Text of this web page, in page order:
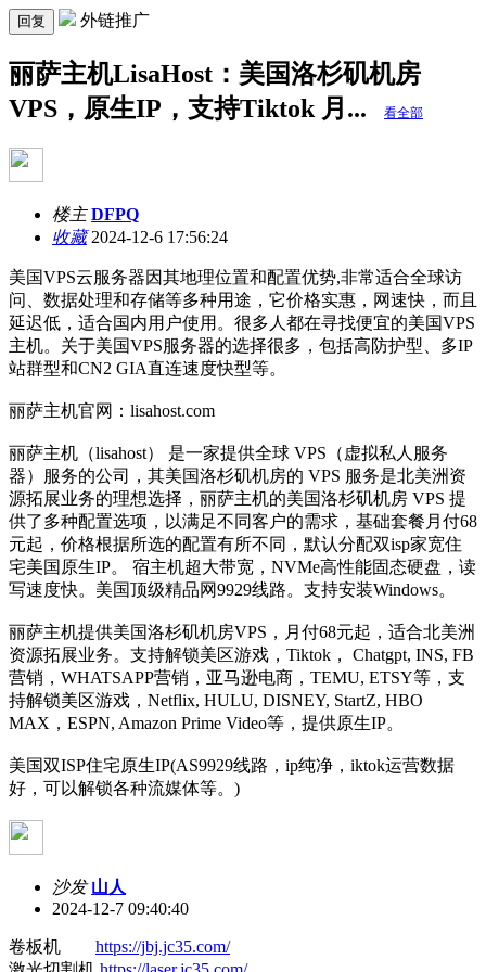
回复 外链推广
丽萨主机LisaHost：美国洛杉矶机房
VPS，原生IP，支持Tiktok 月...
看全部
楼主 DFPQ
收藏2024-12-6 17:56:24
美国VPS云服务器因其地理位置和配置优势,非常适合全球访
问、数据处理和存储等多种用途，它价格实惠，网速快，而且
延迟低，适合国内用户使用。很多人都在寻找便宜的美国VPS
主机。关于美国VPS服务器的选择很多，包括高防护型、多IP
站群型和CN2 GIA直连速度快型等。
丽萨主机官网：lisahost.com
丽萨主机（lisahost） 是一家提供全球 VPS（虚拟私人服务
器）服务的公司，其美国洛杉矶机房的 VPS 服务是北美洲资
源拓展业务的理想选择，丽萨主机的美国洛杉矶机房 VPS 提
供了多种配置选项，以满足不同客户的需求，基础套餐月付68
元起，价格根据所选的配置有所不同，默认分配双isp家宽住
宅美国原生IP。 宿主机超大带宽，NVMe高性能固态硬盘，读
写速度快。美国顶级精品网9929线路。支持安装Windows。
丽萨主机提供美国洛杉矶机房VPS，月付68元起，适合北美洲
资源拓展业务。支持解锁美区游戏，Tiktok， Chatgpt, INS, FB
营销，WHATSAPP营销，亚马逊电商，TEMU, ETSY等，支
持解锁美区游戏，Netflix, HULU, DISNEY, StartZ, HBO
MAX，ESPN, Amazon Prime Video等，提供原生IP。
美国双ISP住宅原生IP(AS9929线路，ip纯净，iktok运营数据
好，可以解锁各种流媒体等。)
沙发 山人
2024-12-7 09:40:40
卷板机 https://jbj.jc35.com/